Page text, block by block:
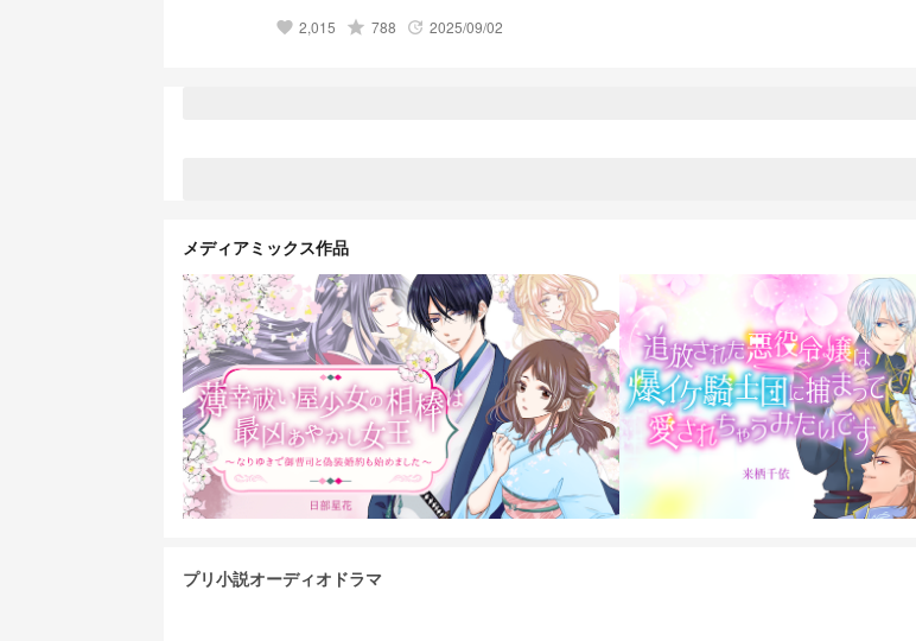
favorite 2,015 grade 788 update 2025/09/02
メディアミックス作品
プリ小説オーディオドラマ